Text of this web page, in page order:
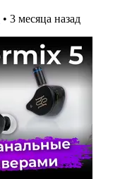
• 3 месяца назад